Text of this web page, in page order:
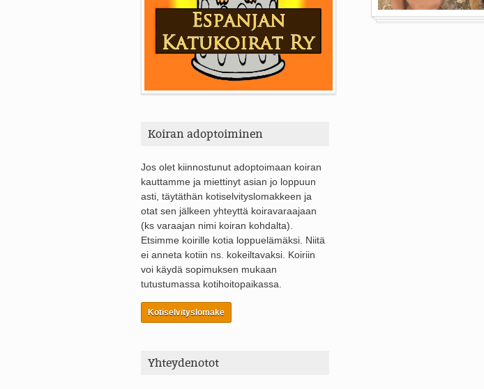
Koiran adoptoiminen
Jos olet kiinnostunut adoptoimaan koiran
kauttamme ja miettinyt asian jo loppuun
asti, täytäthän kotiselvityslomakkeen ja
otat sen jälkeen yhteyttä koiravaraajaan
(ks varaajan nimi koiran kohdalta).
Etsimme koirille kotia loppuelämäksi. Niitä
ei anneta kotiin ns. kokeiltavaksi. Koiriin
voi käydä sopimuksen mukaan
tutustumassa kotihoitopaikassa.
Kotiselvityslomake
Yhteydenotot